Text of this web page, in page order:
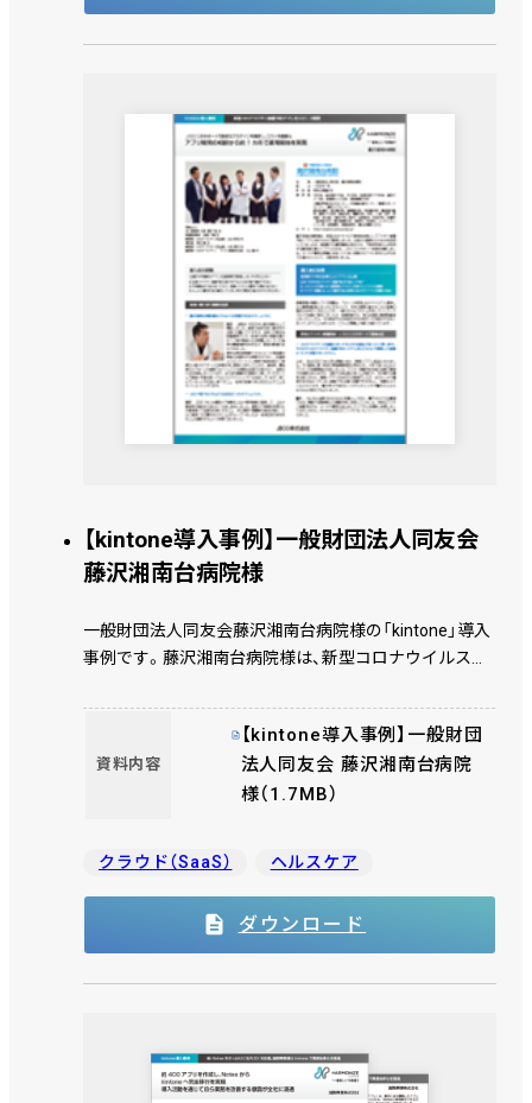
【kintone導入事例】一般財団法人同友会
藤沢湘南台病院様
一般財団法人同友会藤沢湘南台病院様の「kintone」導入
事例です。藤沢湘南台病院様は、新型コロナウイルス感
開発しました。
資料内容
【kintone導入事例】一般財団
法人同友会 藤沢湘南台病院
様（1.7MB）
クラウド（SaaS） ヘルスケア
ダウンロード